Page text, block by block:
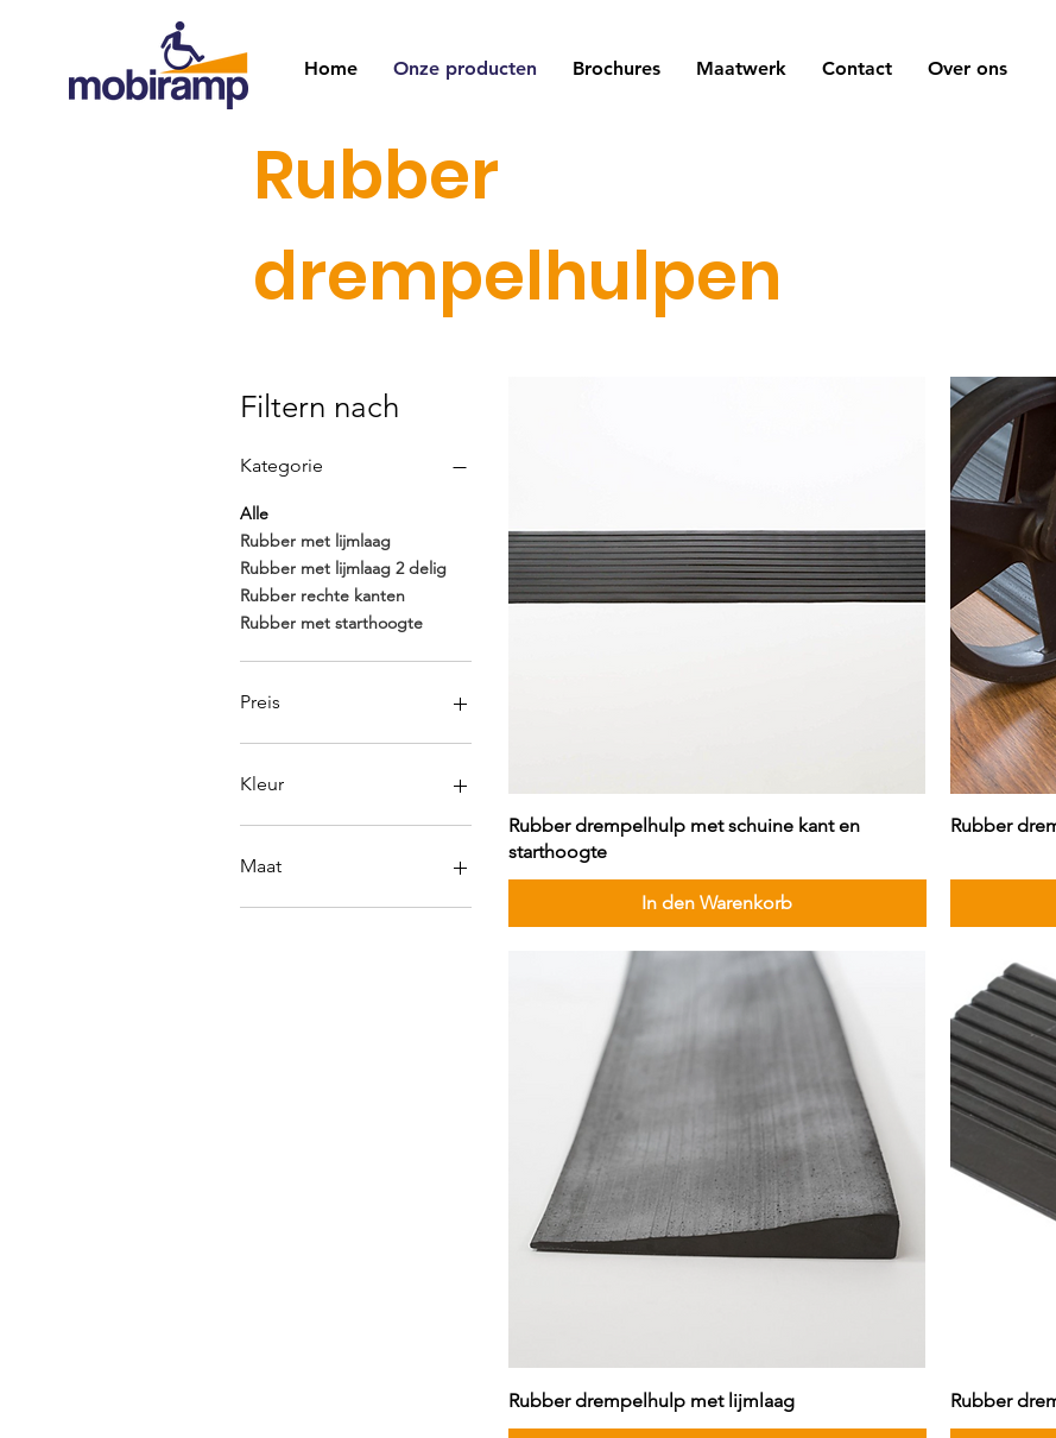
Home Onze producten Brochures Maatwerk Contact Over ons
Rubber
drempelhulpen
Filtern nach
Kategorie
Alle
Rubber met lijmlaag
Rubber met lijmlaag 2 delig
Rubber rechte kanten
Rubber met starthoogte
Preis
Kleur
Maat
10mm x 100mm x 900mm
Rubber drempelhulp met schuine kant en
starthoogte
In den Warenkorb
Rubber
Rubber drempelhulp met lijmlaag Rubber